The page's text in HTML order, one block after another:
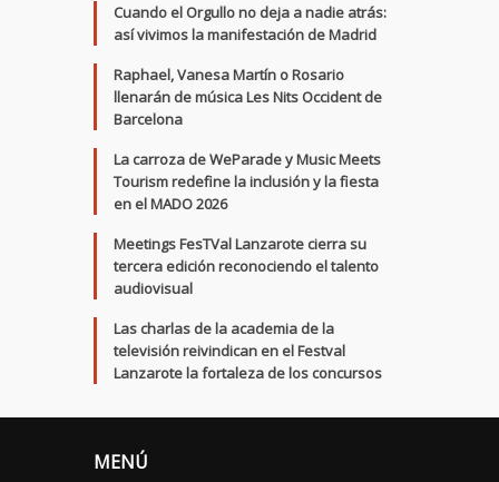
Cuando el Orgullo no deja a nadie atrás:
así vivimos la manifestación de Madrid
Raphael, Vanesa Martín o Rosario
llenarán de música Les Nits Occident de
Barcelona
La carroza de WeParade y Music Meets
Tourism redefine la inclusión y la fiesta
en el MADO 2026
Meetings FesTVal Lanzarote cierra su
tercera edición reconociendo el talento
audiovisual
Las charlas de la academia de la
televisión reivindican en el Festval
Lanzarote la fortaleza de los concursos
MENÚ